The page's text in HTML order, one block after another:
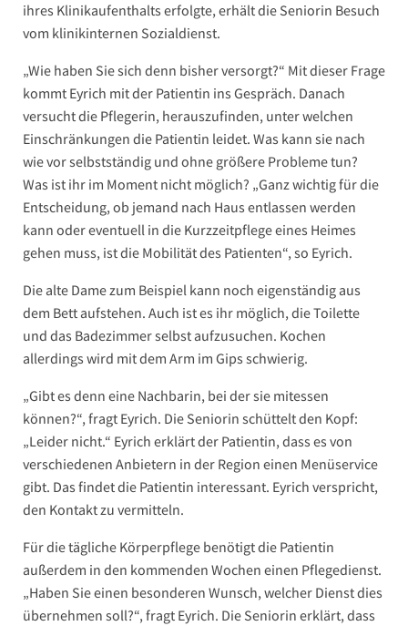
ihres Klinikaufenthalts erfolgte, erhält die Seniorin Besuch
vom klinikinternen Sozialdienst.
„Wie haben Sie sich denn bisher versorgt?“ Mit dieser Frage
kommt Eyrich mit der Patientin ins Gespräch. Danach
versucht die Pflegerin, herauszufinden, unter welchen
Einschränkungen die Patientin leidet. Was kann sie nach
wie vor selbstständig und ohne größere Probleme tun?
Was ist ihr im Moment nicht möglich? „Ganz wichtig für die
Entscheidung, ob jemand nach Haus entlassen werden
kann oder eventuell in die Kurzzeitpflege eines Heimes
gehen muss, ist die Mobilität des Patienten“, so Eyrich.
Die alte Dame zum Beispiel kann noch eigenständig aus
dem Bett aufstehen. Auch ist es ihr möglich, die Toilette
und das Badezimmer selbst aufzusuchen. Kochen
allerdings wird mit dem Arm im Gips schwierig.
„Gibt es denn eine Nachbarin, bei der sie mitessen
können?“, fragt Eyrich. Die Seniorin schüttelt den Kopf:
„Leider nicht.“ Eyrich erklärt der Patientin, dass es von
verschiedenen Anbietern in der Region einen Menüservice
gibt. Das findet die Patientin interessant. Eyrich verspricht,
den Kontakt zu vermitteln.
Für die tägliche Körperpflege benötigt die Patientin
außerdem in den kommenden Wochen einen Pflegedienst.
„Haben Sie einen besonderen Wunsch, welcher Dienst dies
übernehmen soll?“, fragt Eyrich. Die Seniorin erklärt, dass